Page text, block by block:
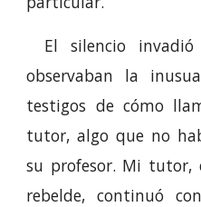
El silencio
observaban la
testigos de cómo
tutor, algo que no
su profesor. Mi tutor,
rebelde, continuó